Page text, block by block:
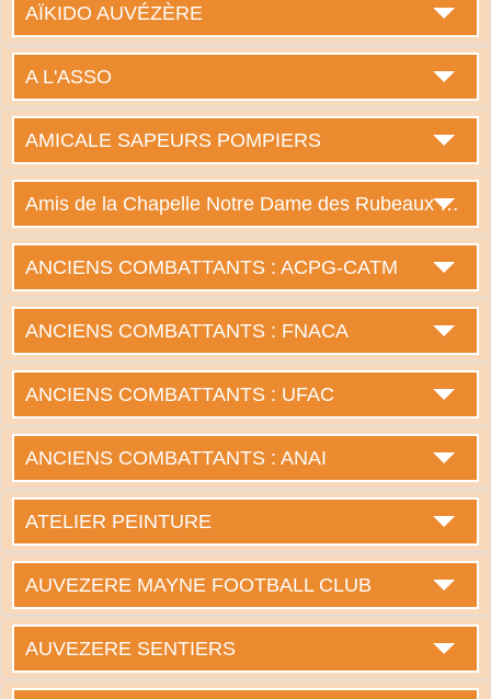
AÏKIDO AUVÉZÈRE
A L'ASSO
AMICALE SAPEURS POMPIERS
Amis de la Chapelle Notre Dame des Rubeaux et de l'Eglise St Etienne
ANCIENS COMBATTANTS : ACPG-CATM
ANCIENS COMBATTANTS : FNACA
ANCIENS COMBATTANTS : UFAC
ANCIENS COMBATTANTS : ANAI
ATELIER PEINTURE
AUVEZERE MAYNE FOOTBALL CLUB
AUVEZERE SENTIERS